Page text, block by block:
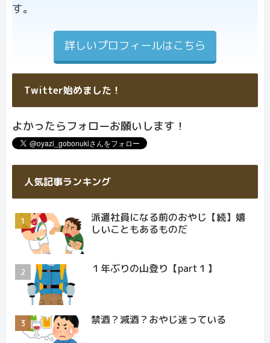
す。
詳しいプロフィールはこちら
Twitter始めました！
よかったらフォローお願いします！
人気記事ランキング
派遣社員になる前のおやじ【続】嬉
しいこともあるものだ
１年ぶりの山登り【part１】
禁酒？減酒？おやじ迷っている